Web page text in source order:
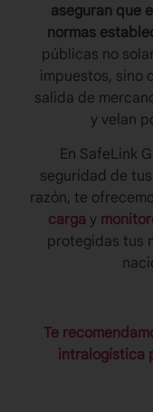
aseguran que
normas
públicas no
impuestos, sino
salida de
y velan
En SafeLink
seguridad de
razón, te
carga y
protegidas tus
Te
intralogística